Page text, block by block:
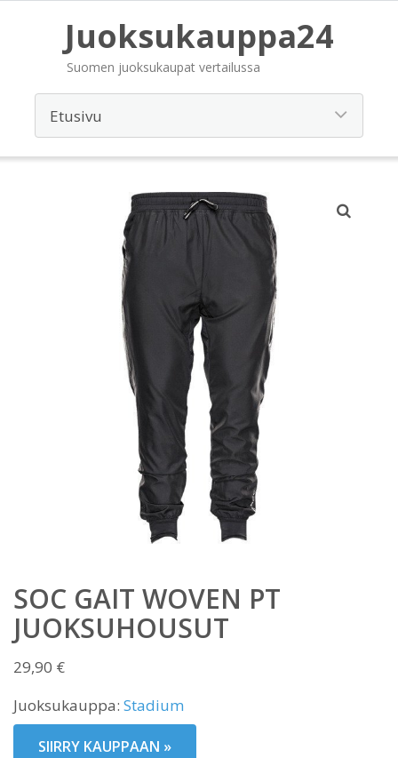
Juoksukauppa24
Suomen juoksukaupat vertailussa
SOC GAIT WOVEN PT
JUOKSUHOUSUT
29,90 €
Juoksukauppa: Stadium
SIIRRY KAUPPAAN »